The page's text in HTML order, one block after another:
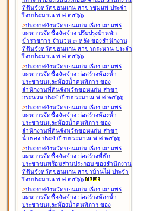
ที่ดินจังหวัดขอนแก่น สาขาชุมแพ ประจำ
ปีงบประมาณ พ.ศ.๒๕๖๖
>ประกาศจังหวัดขอนแก่น เรื่อง เผยแพร่
แผนการจัดซื้อจัดจ้าง ปรับปรุงบ้านพัก
ข้าราชการ จำนวน ๓ หลัง ของสำนักงาน
ที่ดินจังหวัดขอนแก่น สาขากระนวน ประจำ
ปีงบประมาณ พ.ศ.๒๕๖๖
>ประกาศจังหวัดขอนแก่น เรื่อง เผยแพร่
แผนการจัดซื้อจัดจ้าง ก่อสร้างห้องน้ำ
ประชาชนและห้องน้ำคนพิการ ของ
สำนักงานที่ดินจังหวัดขอนแก่น สาขา
กระนวน ประจำปีงบประมาณ พ.ศ.๒๕๖๖
>ประกาศจังหวัดขอนแก่น เรื่อง เผยแพร่
แผนการจัดซื้อจัดจ้าง ก่อสร้างห้องน้ำ
ประชาชนและห้องน้ำคนพิการ ของ
สำนักงานที่ดินจังหวัดขอนแก่น สาขา
น้ำพอง ประจำปีงบประมาณ พ.ศ.๒๕๖๖
>ประกาศจังหวัดขอนแก่น เรื่อง เผยแพร่
แผนการจัดซื้อจัดจ้าง ก่อสร้างที่พัก
ประชาชนพร้อมส่วนประกอบ ของสำนักงาน
ที่ดินจังหวัดขอนแก่น สาขาบ้านไผ่ ประจำ
ปีงบประมาณ พ.ศ.๒๕๖๖
>ประกาศจังหวัดขอนแก่น เรื่อง เผยแพร่
แผนการจัดซื้อจัดจ้าง ก่อสร้างห้องน้ำ
ประชาชนและห้องน้ำคนพิการ ของ